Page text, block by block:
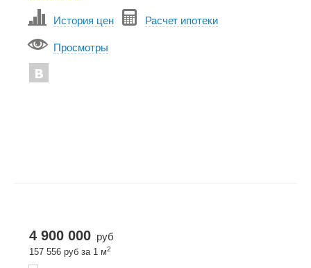
История цен Расчет ипотеки
Просмотры
4 900 000 руб
157 556 руб за 1 м2